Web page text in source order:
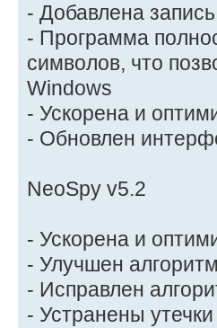
- Добавлена
- Программа
символов, что
Windows
- Ускорена и
- Обновлен
NeoSpy v5.2
- Ускорена и
- Улучшен
- Исправлен
- Устранены